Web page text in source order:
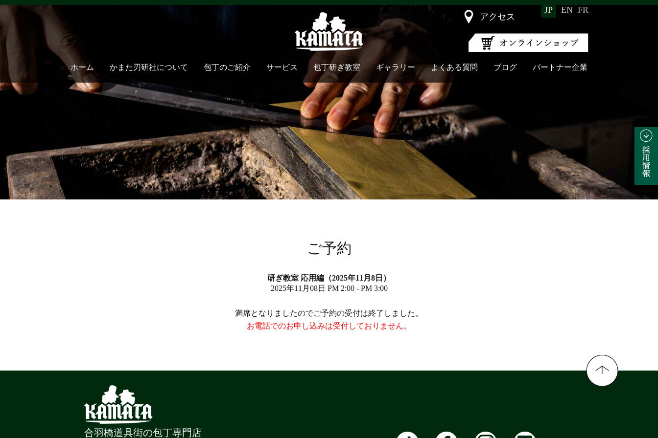
EN FR
JP
ホーム かまた刃研社について 包丁のご紹介 サービス 包丁研ぎ教室 ギャラリー よくある質問 ブログ パートナー企業
アクセス
ご予約
研ぎ教室 応用編（2025年11月8日）
2025年11月08日 PM 2:00 - PM 3:00
満席となりましたのでご予約の受付は終了しました。
お電話でのお申し込みは受付しておりません。
合羽橋道具街の包丁専門店